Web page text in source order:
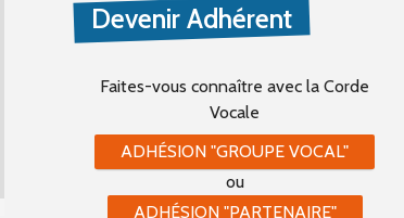
Devenir Adhérent
Faites-vous connaître avec la Corde
Vocale
ADHÉSION "GROUPE VOCAL"
ou
ADHÉSION "PARTENAIRE"